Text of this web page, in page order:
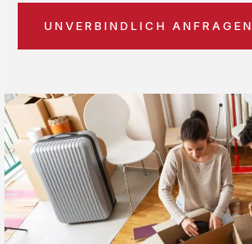
UNVERBINDLICH ANFRAGEN